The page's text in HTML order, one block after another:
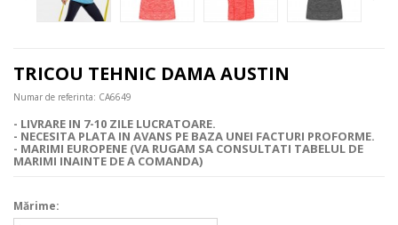
TRICOU TEHNIC DAMA AUSTIN
Numar de referinta: CA6649
- LIVRARE IN 7-10 ZILE LUCRATOARE.
- NECESITA PLATA IN AVANS PE BAZA UNEI FACTURI PROFORME.
- MARIMI EUROPENE (VA RUGAM SA CONSULTATI TABELUL DE
MARIMI INAINTE DE A COMANDA)
Mărime: